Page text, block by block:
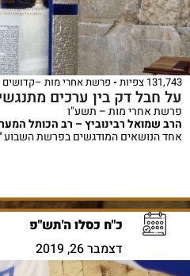
131,743 צפיות פרשת אחרי מות –קדושים
על חבל דק בין ערכים
פרשת אחרי מות – תשע"ו
הרב שמואל רבינוביץ – רב הכותל
אחד הנושאים המודגשים בפרשת השבוע
כ"ח כסלו ה'תש"פ
דצמבר 26, 2019